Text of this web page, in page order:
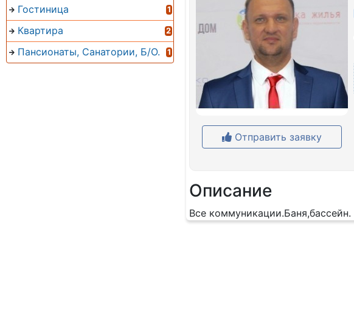
Гостиница 1
Квартира 2
Пансионаты, Санатории, Б/О. 1
Отправить заявку
Описание
Все коммуникации.Баня,бассейн.